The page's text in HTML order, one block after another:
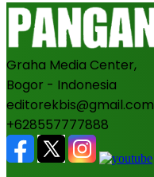
Graha Media Center,
Bogor - Indonesia
editorekbis@gmail.com
+628557777888